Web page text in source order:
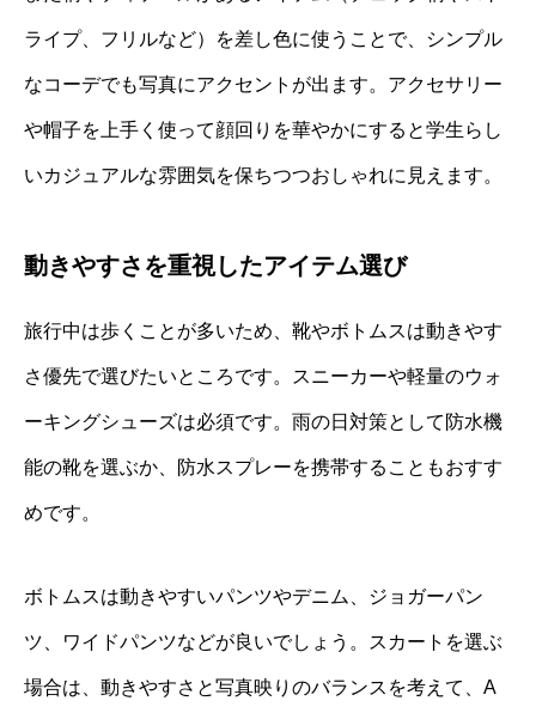
ライプ、フリルなど）を差し色に使うことで、シンプル
なコーデでも写真にアクセントが出ます。アクセサリー
や帽子を上手く使って顔回りを華やかにすると学生らし
いカジュアルな雰囲気を保ちつつおしゃれに見えます。
動きやすさを重視したアイテム選び
旅行中は歩くことが多いため、靴やボトムスは動きやす
さ優先で選びたいところです。スニーカーや軽量のウォ
ーキングシューズは必須です。雨の日対策として防水機
能の靴を選ぶか、防水スプレーを携帯することもおすす
めです。
ボトムスは動きやすいパンツやデニム、ジョガーパン
ツ、ワイドパンツなどが良いでしょう。スカートを選ぶ
場合は、動きやすさと写真映りのバランスを考えて、A